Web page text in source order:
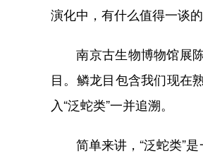
演化中，有什么值得一谈
南京古生物博物馆展陈
目。鳞龙目包含我们现在
入“泛蛇类”一并追溯。
简单来讲，“泛蛇类”是